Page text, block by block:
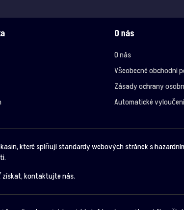
O nás
O nás
Všeobecné obchodní
Zásady ochrany
Automatické vyloučení
které splňují standardy webových stránek s
získat, kontaktujte nás.